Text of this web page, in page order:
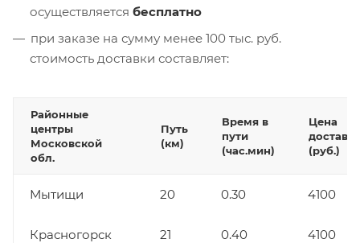
осуществляется бесплатно
при заказе на сумму менее 100 тыс. руб.
стоимость доставки составляет:
Районные
центры
Московской
обл.
Путь
(км)
Время в
пути
(час.мин)
Цена
(руб.)
Мытищи 20 0.30 4100
Красногорск 21 0.40 4100